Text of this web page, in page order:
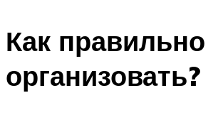
Как правильно
организовать?